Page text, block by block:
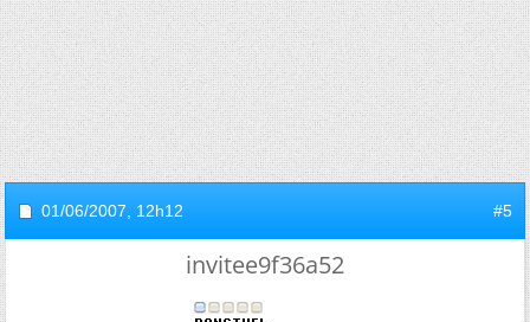
01/06/2007, 12h12 #5
invitee9f36a52